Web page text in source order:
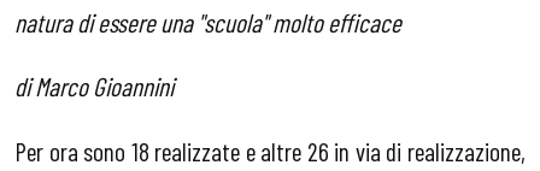
natura di essere una "scuola" molto efficace
di Marco Gioannini
Per ora sono 18 realizzate e altre 26 in via di realizzazione,